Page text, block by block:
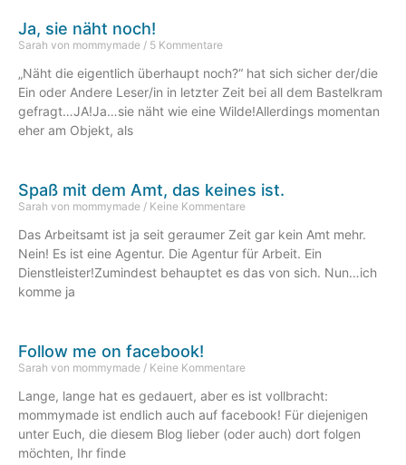
Ja, sie näht noch!
Sarah von mommymade 5 Kommentare
„Näht die eigentlich überhaupt noch?“ hat sich sicher der/die
Ein oder Andere Leser/in in letzter Zeit bei all dem Bastelkram
gefragt…JA!Ja…sie näht wie eine Wilde!Allerdings momentan
eher am Objekt, als
Spaß mit dem Amt, das keines ist.
Sarah von mommymade Keine Kommentare
Das Arbeitsamt ist ja seit geraumer Zeit gar kein Amt mehr.
Nein! Es ist eine Agentur. Die Agentur für Arbeit. Ein
Dienstleister!Zumindest behauptet es das von sich. Nun…ich
komme ja
Follow me on facebook!
Sarah von mommymade Keine Kommentare
Lange, lange hat es gedauert, aber es ist vollbracht:
mommymade ist endlich auch auf facebook! Für diejenigen
unter Euch, die diesem Blog lieber (oder auch) dort folgen
möchten, Ihr finde